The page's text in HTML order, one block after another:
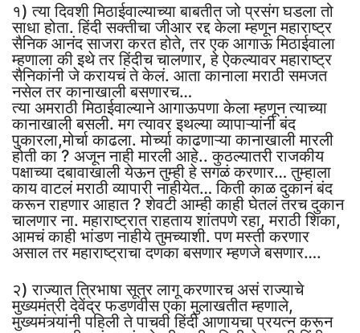
१) त्या दिवशी मिठाईवाल्याच्या बाबतीत जो प्रसंग घडला तो
साधा होता. हिंदी सक्तीचा जीआर रद्द केला म्हणून महाराष्ट्र
सैनिक आनंद साजरा करत होते, तर एक आगाऊ मिठाईवाला
म्हणाला की इथे तर हिंदीच चालणार, हे ऐकल्यावर महाराष्ट्र
सैनिकांनी जे करायचं ते केलं. आता कानाला मराठी समजत
नसेल तर कानाखाली बसणारच…
त्या अमराठी मिठाईवाल्याने आगाऊपणा केला म्हणून त्याच्या
कानाखाली बसली. मग त्यावर इथल्या व्यापाऱ्यांनी बंद
पुकारला,मोर्चा काढला. मोर्च्या काढणाऱ्या कानाखाली मारली
होती का ? अजून नाही मारली आहे.. कुठल्यातरी राजकीय
पक्षाच्या दबावाखाली येऊन तुम्ही हे सगळं करणार… तुम्हाला
काय वाटलं मराठी व्यापारी नाहीयेत… किती काळ दुकानं बंद
करून राहणार आहात ? शेवटी आम्ही काही घेतलं तरच दुकान
चालणार ना. महाराष्ट्रात राहताय शांतपणे रहा, मराठी शिका,
आमचं काही भांडण नाहीये तुमच्याशी. पण मस्ती करणार
असाल तर महाराष्ट्राचा दणका बसणार म्हणजे बसणार….
२) राज्यात त्रिभाषा सूत्र लागू करणारच असं राज्याचे
मुख्यमंत्री देवेंद्र फडणवीस एका मुलाखतीत म्हणाले,
मुख्यमंत्र्यांनी पहिली ते पाचवी हिंदी आणायचा प्रयत्न करून